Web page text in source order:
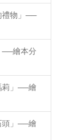
禮物」──
──繪本分
莉」──繪
頭」──繪